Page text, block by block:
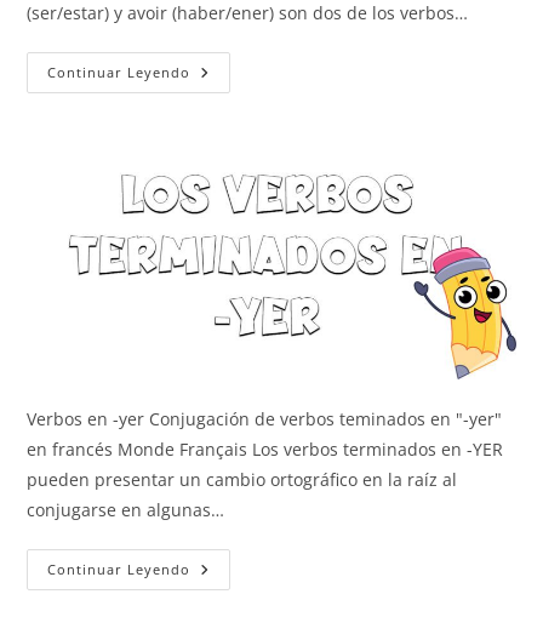
(ser/estar) y avoir (haber/ener) son dos de los verbos…
Continuar Leyendo Être
Y
Verbos en -yer Conjugación de verbos teminados en "-yer"
en francés Monde Français Los verbos terminados en -YER
pueden presentar un cambio ortográfico en la raíz al
conjugarse en algunas…
Continuar Leyendo Verbos
En